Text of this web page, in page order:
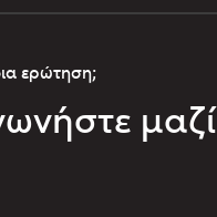
ερώτηση;
μαζί